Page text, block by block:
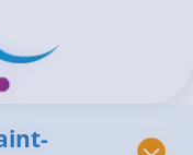
le menu